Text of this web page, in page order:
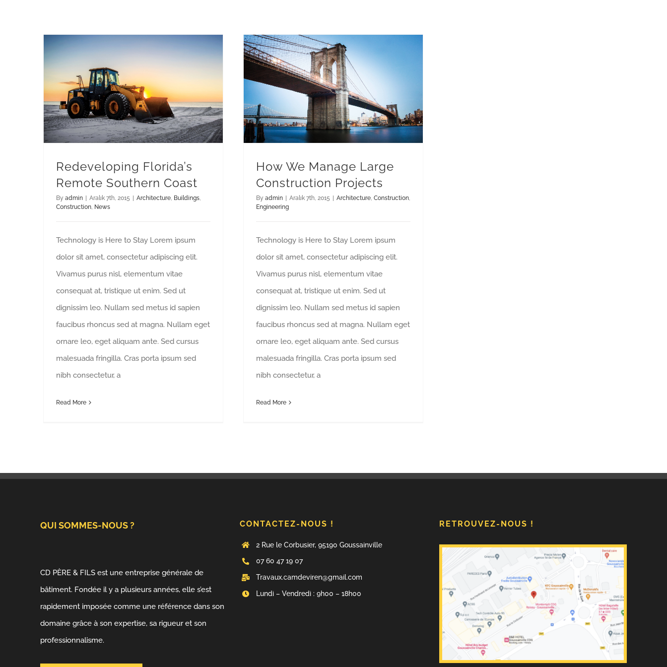
Redeveloping Florida’s
Remote Southern Coast
By admin | Aralık 7th, 2015 | Architecture Buildings
Construction News
Technology is Here to Stay Lorem ipsum
dolor sit amet, consectetur adipiscing elit.
Vivamus purus nisl, elementum vitae
consequat at, tristique ut enim. Sed ut
dignissim leo. Nullam sed metus id sapien
faucibus rhoncus sed at magna. Nullam eget
ornare leo, eget aliquam ante. Sed cursus
malesuada fringilla. Cras porta ipsum sed
nibh consectetur, a
Read More
How We Manage Large
Construction Projects
By admin | Aralık 7th, 2015 | Architecture Construction
Engineering
Technology is Here to Stay Lorem ipsum
dolor sit amet, consectetur adipiscing elit.
Vivamus purus nisl, elementum vitae
consequat at, tristique ut enim. Sed ut
dignissim leo. Nullam sed metus id sapien
faucibus rhoncus sed at magna. Nullam eget
ornare leo, eget aliquam ante. Sed cursus
malesuada fringilla. Cras porta ipsum sed
nibh consectetur, a
Read More
QUI SOMMES-NOUS ?
CD PÈRE & FILS est une entreprise générale de
bâtiment. Fondée il y a plusieurs années, elle s’est
rapidement imposée comme une référence dans son
domaine grâce à son expertise, sa rigueur et son
professionnalisme.
CONTACTEZ-NOUS !
2 Rue le Corbusier, 95190 Goussainville
07 60 47 19 07
Travaux.camdeviren@gmail.com
Lundi – Vendredi : 9h00 – 18h00
RETROUVEZ-NOUS !